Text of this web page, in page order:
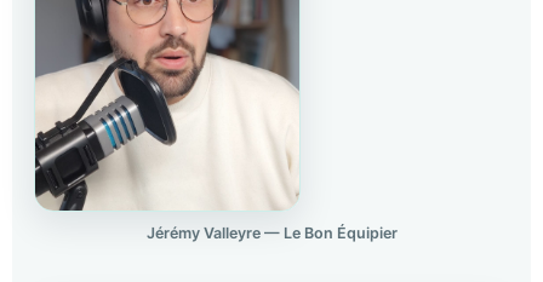
Jérémy Valleyre — Le Bon Équipier